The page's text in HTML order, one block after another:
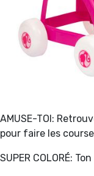
AMUSE-TOI:
pour faire les
SUPER COLORÉ: